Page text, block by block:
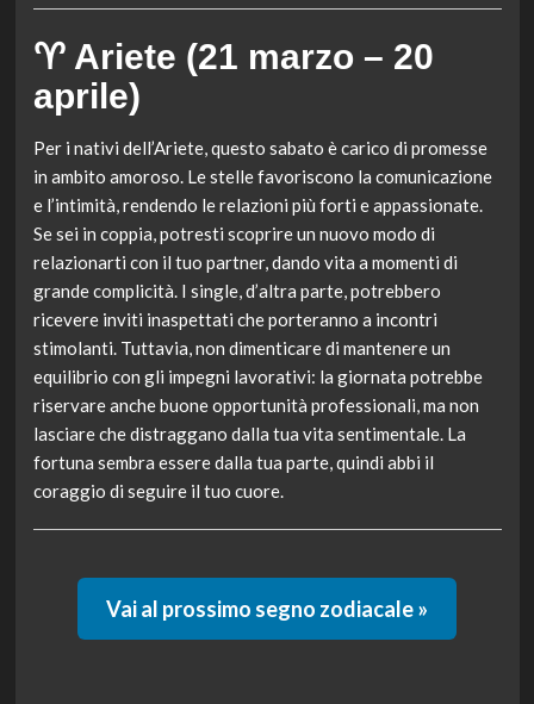
♈ Ariete (21 marzo – 20
aprile)
Per i nativi dell’Ariete, questo sabato è carico di promesse
in ambito amoroso. Le stelle favoriscono la comunicazione
e l’intimità, rendendo le relazioni più forti e appassionate.
Se sei in coppia, potresti scoprire un nuovo modo di
relazionarti con il tuo partner, dando vita a momenti di
grande complicità. I single, d’altra parte, potrebbero
ricevere inviti inaspettati che porteranno a incontri
stimolanti. Tuttavia, non dimenticare di mantenere un
equilibrio con gli impegni lavorativi: la giornata potrebbe
riservare anche buone opportunità professionali, ma non
lasciare che distraggano dalla tua vita sentimentale. La
fortuna sembra essere dalla tua parte, quindi abbi il
coraggio di seguire il tuo cuore.
Vai al prossimo segno zodiacale »